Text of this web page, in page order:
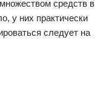
средств в
у них практически
следует на